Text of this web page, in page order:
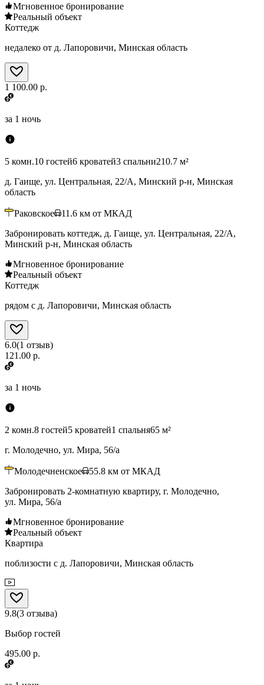
Мгновенное бронирование
Реальный объект
Коттедж
недалеко от д. Лапоровичи, Минская область
1 100.00 р.
за 1 ночь
5 комн.10 гостей6 кроватей3 спальни210.7 м²
д. Гаище, ул. Центральная, 22/А, Минский р-н, Минская
область
Раковское 11.6 км от МКАД
Забронировать коттедж, д. Гаище, ул. Центральная, 22/А,
Минский р-н, Минская область
Мгновенное бронирование
Реальный объект
Коттедж
рядом с д. Лапоровичи, Минская область
6.0(1 отзыв)
121.00 р.
за 1 ночь
2 комн.8 гостей5 кроватей1 спальня65 м²
г. Молодечно, ул. Мира, 56/а
Молодечненское 55.8 км от МКАД
Забронировать 2-комнатную квартиру, г. Молодечно,
ул. Мира, 56/а
Мгновенное бронирование
Реальный объект
Квартира
поблизости с д. Лапоровичи, Минская область
9.8(3 отзыва)
Выбор гостей
495.00 р.